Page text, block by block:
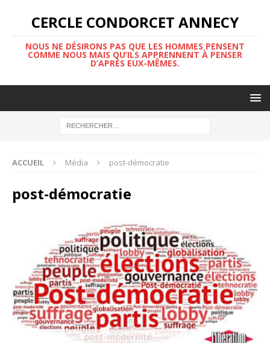
CERCLE CONDORCET ANNECY
NOUS NE DÉSIRONS PAS QUE LES HOMMES PENSENT
COMME NOUS MAIS QU’ILS APPRENNENT À PENSER
D’APRÈS EUX-MÊMES.
ACCUEIL Média post-démocratie
post-démocratie